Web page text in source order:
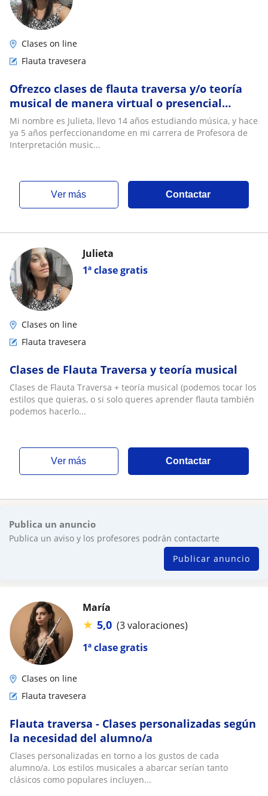
Clases on line
Flauta travesera
Ofrezco clases de flauta traversa y/o teoría
musical de manera virtual o presencial
dependiendo tu ubicación
Mi nombre es Julieta, llevo 14 años estudiando música, y hace
ya 5 años perfeccionandome en mi carrera de Profesora de
Interpretación music...
ver más Contactar
1ª clase gratis
Julieta
Clases on line
Flauta travesera
Clases de Flauta Traversa y teoría musical
Clases de Flauta Traversa + teoría musical (podemos tocar los
estilos que quieras, o si solo queres aprender flauta también
podemos hacerlo...
ver más Contactar
Publica un anuncio
Publica un aviso y los profesores podrán contactarte
Publicar anuncio
1ª clase gratis
María
★ 5,0 (3 valoraciones)
Clases on line
Flauta travesera
Flauta traversa - Clases personalizadas según
la necesidad del alumno/a
Clases personalizadas en torno a los gustos de cada
alumno/a. Los estilos musicales a abarcar serían tanto
clásicos como populares incluyen...